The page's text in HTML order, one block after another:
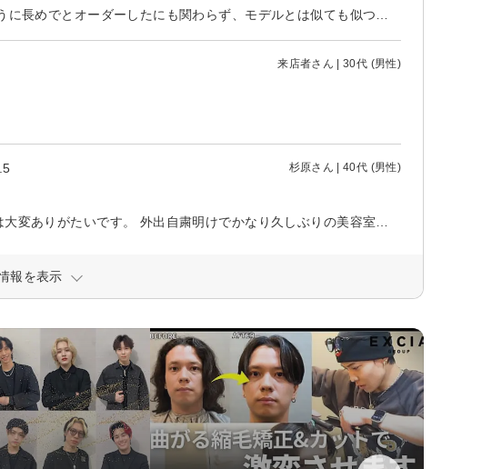
来店者さん | 30代 (男性)
杉原さん | 40代 (男性)
報を表示